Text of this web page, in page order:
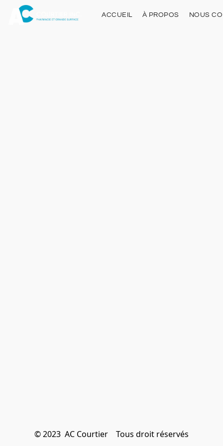
ACCUEIL À PROPOS NOUS
© 2023  AC Courtier    Tous droit réservés